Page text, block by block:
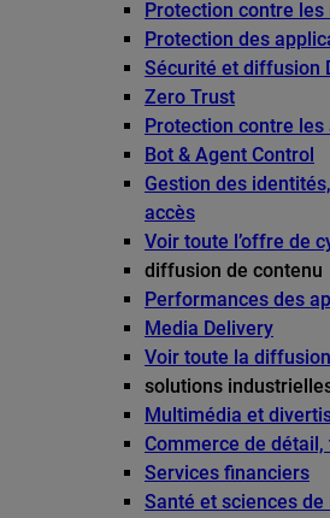
Protection contre
Protection des
Sécurité et diffusion
Zero Trust
Protection contre les
Bot & Agent Control
Gestion des
accès
Voir toute l’offre de
diffusion de contenu
Performances des
Media Delivery
Voir toute la
solutions
Multimédia et
Commerce de
Services financiers
Santé et sciences de